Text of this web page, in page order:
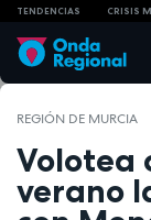
TENDENCIAS CRISIS
REGIÓN DE MURCIA
Volotea
verano